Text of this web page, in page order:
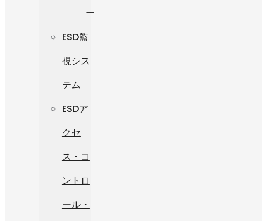
ー
ESD監
視シス
テム
ESDア
クセ
ス・コ
ントロ
ール・